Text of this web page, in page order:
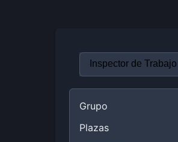
Grupo
Plazas